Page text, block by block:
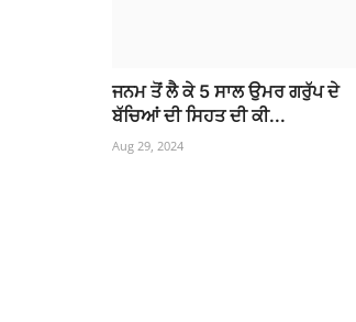
ਜਨਮ ਤੋਂ ਲੈ ਕੇ 5 ਸਾਲ ਉਮਰ ਗਰੁੱਪ ਦੇ
ਬੱਚਿਆਂ ਦੀ ਸਿਹਤ ਦੀ ਕੀ...
Aug 29, 2024